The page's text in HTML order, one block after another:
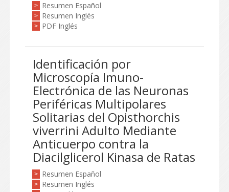
> Resumen Español
> Resumen Inglés
> PDF Inglés
Identificación por
Microscopía Imuno-
Electrónica de las Neuronas
Periféricas Multipolares
Solitarias del Opisthorchis
viverrini Adulto Mediante
Anticuerpo contra la
Diacilglicerol Kinasa de Ratas
> Resumen Español
> Resumen Inglés